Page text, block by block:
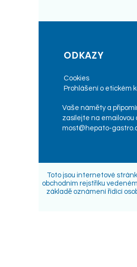
ODKAZY
Cookies
Prohlášení o etickém
Vaše náměty a
zasílejte na emailovou
most@hepato-
Toto jsou internetové
obchodním rejstříku
základě oznámení řídící